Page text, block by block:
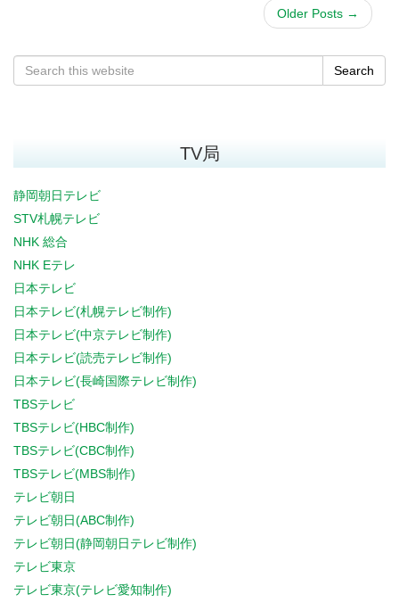
Older Posts →
Search
TV局
静岡朝日テレビ
STV札幌テレビ
NHK 総合
NHK Eテレ
日本テレビ
日本テレビ(札幌テレビ制作)
日本テレビ(中京テレビ制作)
日本テレビ(読売テレビ制作)
日本テレビ(長崎国際テレビ制作)
TBSテレビ
TBSテレビ(HBC制作)
TBSテレビ(CBC制作)
TBSテレビ(MBS制作)
テレビ朝日
テレビ朝日(ABC制作)
テレビ朝日(静岡朝日テレビ制作)
テレビ東京
テレビ東京(テレビ愛知制作)